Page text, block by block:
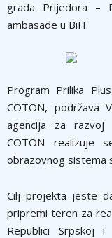
grada Prijedora –
ambasade u BiH.
Program Prilika
COTON, podržava
agencija za razvoj
COTON realizuje
obrazovnog sistema
Cilj projekta jeste
pripremi teren za
Republici Srpskoj